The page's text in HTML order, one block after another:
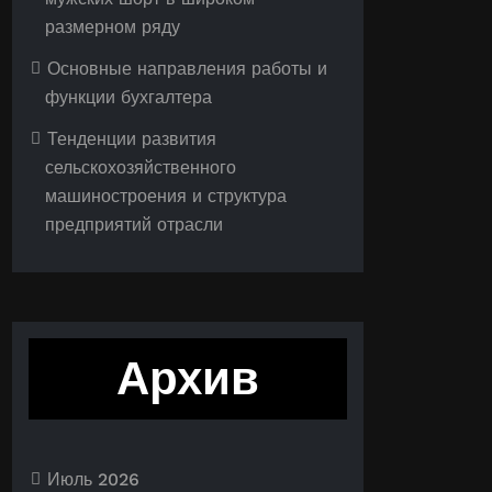
размерном ряду
Основные направления работы и
функции бухгалтера
Тенденции развития
сельскохозяйственного
машиностроения и структура
предприятий отрасли
Архив
Июль 2026